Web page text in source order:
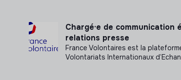
Chargé·e de communication
relations presse
France Volontaires est la
Volontariats Internationaux